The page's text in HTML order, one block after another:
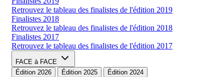
Retrouvez le tableau des finalistes de l'édition 2019
Finalistes 2018
Retrouvez le tableau des finalistes de l'édition 2018
Finalistes 2017
Retrouvez le tableau des finalistes de l'édition 2017
FACE à FACE
Édition 2026
Édition 2025 Édition 2024